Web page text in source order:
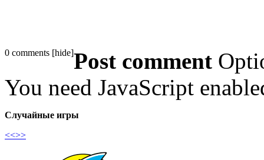
0 comments [hide]Post comment
You need JavaScript
Случайные игры
<<>>